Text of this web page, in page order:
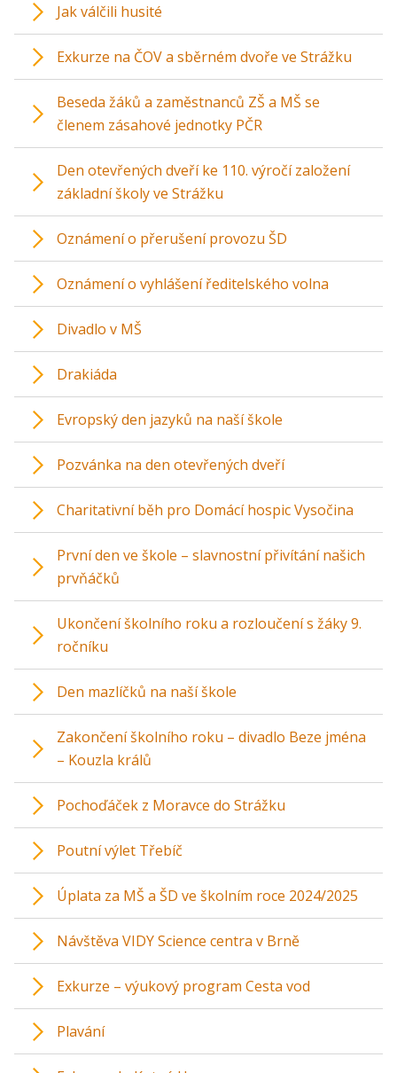
Jak válčili husité
Exkurze na ČOV a sběrném dvoře ve Strážku
Beseda žáků a zaměstnanců ZŠ a MŠ se
členem zásahové jednotky PČR
Den otevřených dveří ke 110. výročí založení
základní školy ve Strážku
Oznámení o přerušení provozu ŠD
Oznámení o vyhlášení ředitelského volna
Divadlo v MŠ
Drakiáda
Evropský den jazyků na naší škole
Pozvánka na den otevřených dveří
Charitativní běh pro Domácí hospic Vysočina
První den ve škole – slavnostní přivítání našich
prvňáčků
Ukončení školního roku a rozloučení s žáky 9.
ročníku
Den mazlíčků na naší škole
Zakončení školního roku – divadlo Beze jména
– Kouzla králů
Pochoďáček z Moravce do Strážku
Poutní výlet Třebíč
Úplata za MŠ a ŠD ve školním roce 2024/2025
Návštěva VIDY Science centra v Brně
Exkurze – výukový program Cesta vod
Plavání